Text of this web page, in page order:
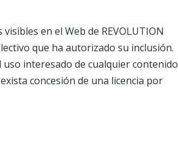
en el Web de REVOLUTION
que ha autorizado su inclusión.
interesado de cualquier contenido
concesión de una licencia por